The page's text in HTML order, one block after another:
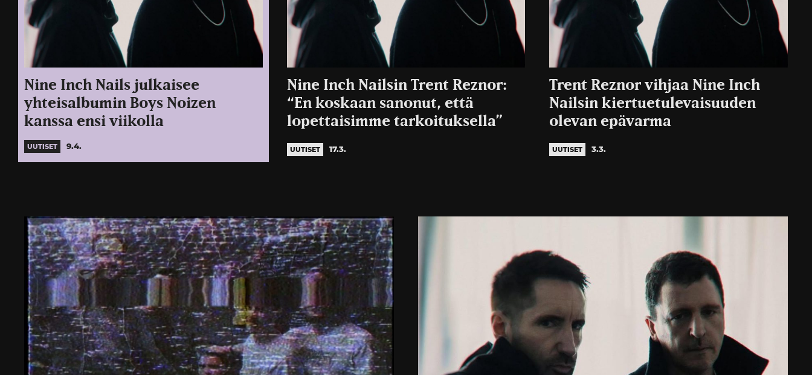
Nine Inch Nails julkaisee
yhteisalbumin Boys Noizen
kanssa ensi viikolla
UUTISET 9.4.
Nine Inch Nailsin Trent Reznor:
“En koskaan sanonut, että
lopettaisimme tarkoituksella”
UUTISET 17.3.
Trent Reznor vihjaa Nine Inch
Nailsin kiertuetulevaisuuden
olevan epävarma
UUTISET 3.3.